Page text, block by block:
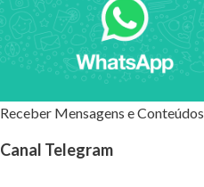
Receber Mensagens e Conteúdos
Canal Telegram